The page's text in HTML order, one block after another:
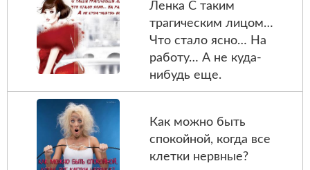
Ленка С таким
трагическим лицом…
Что стало ясно… На
работу… А не куда-
нибудь еще.
Как можно быть
спокойной, когда все
клетки нервные?